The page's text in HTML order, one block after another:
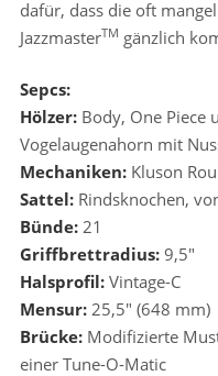
dafür, dass die oft
JazzmasterTM gänzlich
Sepcs:
Hölzer:Body, One Piece
Vogelaugenahorn mit
Mechaniken:Kluson
Sattel:Rindsknochen,
Bünde:21
Griffbrettradius:9,5″
Halsprofil:Vintage-C
Mensur:25,5″ (648 mm)
Brücke:Modifizierte
einer Tune-O-Matic